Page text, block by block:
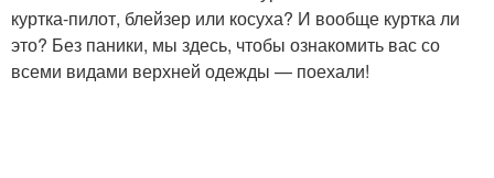
куртка-пилот, блейзер или косуха? И вообще куртка ли
это? Без паники, мы здесь, чтобы ознакомить вас со
всеми видами верхней одежды — поехали!